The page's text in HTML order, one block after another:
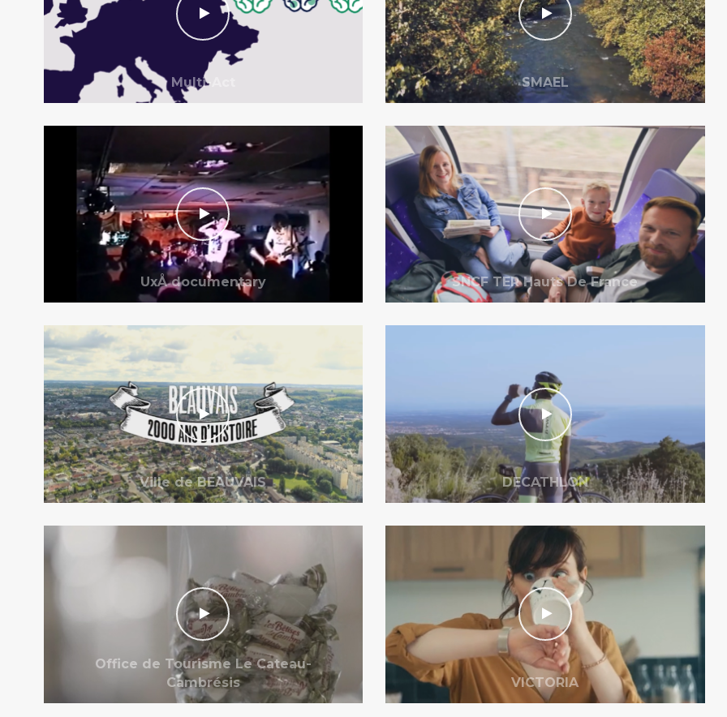
Multi-Act SMAEL
UxÅ documentary SNCF TER Hauts De France
Ville de BEAUVAIS DECATHLON
Office de Tourisme Le Cateau-
Cambrésis
VICTORIA